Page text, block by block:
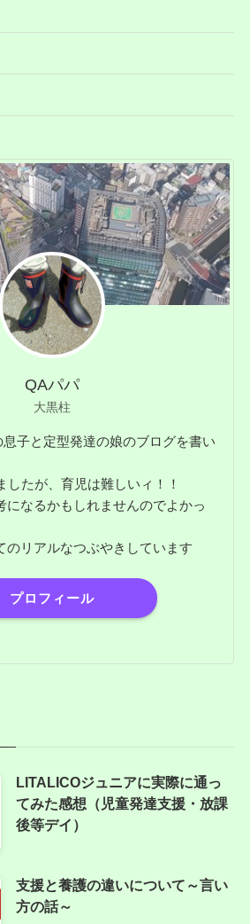
QAパパ
大黒柱
子と定型発達の娘のブログを書い
したが、育児は難しいィ！！
になるかもしれませんのでよかっ
のリアルなつぶやきしています
プロフィール
LITALICOジュニアに実際に通っ
てみた感想（児童発達支援・放課
後等デイ）
支援と養護の違いについて～言い
方の話～